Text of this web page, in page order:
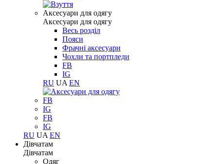
Aксесуари для одягу
Aксесуари для одягу
Весь розділ
Пояси
Фрачні аксесуари
Чохли та портпледи
FB
IG
RU UA EN
FB
IG
FB
IG
RU UA EN
Дівчатам
Дівчатам
Одяг